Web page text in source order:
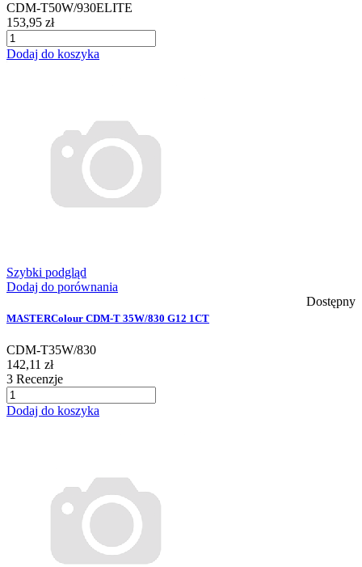
CDM-T50W/930ELITE
153,95 zł
Dodaj do koszyka
Szybki podgląd
Dodaj do porównania
Dostępny
MASTERColour CDM-T 35W/830 G12 1CT
CDM-T35W/830
142,11 zł
3 Recenzje
Dodaj do koszyka